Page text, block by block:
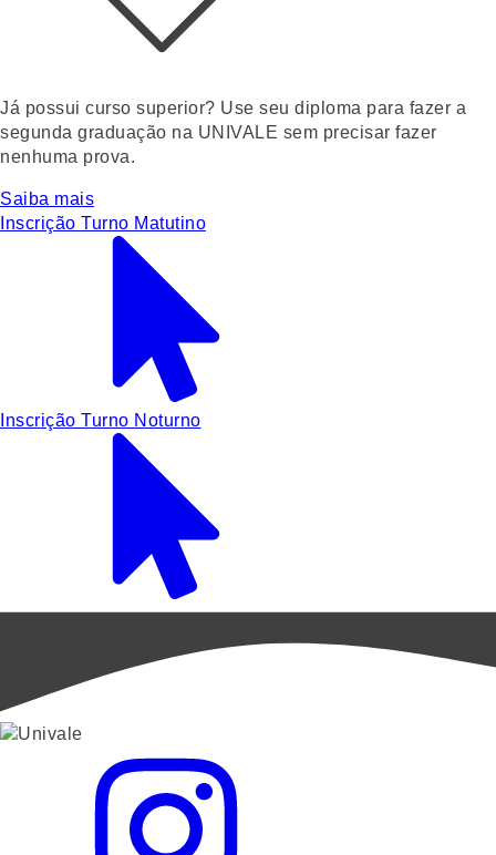
Já possui curso superior? Use seu diploma para fazer a
segunda graduação na UNIVALE sem precisar fazer
nenhuma prova.
Saiba mais
Inscrição Turno Matutino
Inscrição Turno Noturno